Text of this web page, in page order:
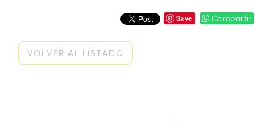
Save Compartir
VOLVER AL LISTADO